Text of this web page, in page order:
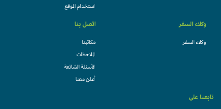
استخدام الموقع
وكلاء السفر
وكلاء السفر
اتصل بنا
مكاتبنا
الملاحظات
الأسئلة الشائعة
أعلن معنا
تابعنا على